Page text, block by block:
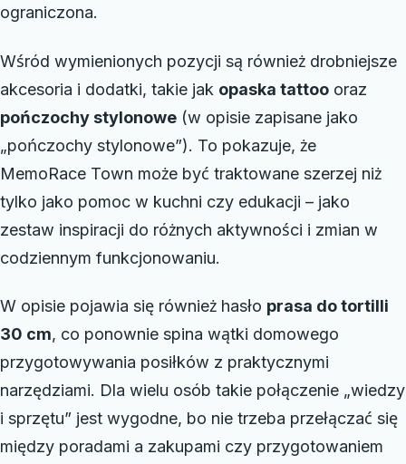
ograniczona.
Wśród wymienionych pozycji są również drobniejsze
akcesoria i dodatki, takie jak opaska tattoo oraz
pończochy stylonowe (w opisie zapisane jako
„pończochy stylonowe”). To pokazuje, że
MemoRace Town może być traktowane szerzej niż
tylko jako pomoc w kuchni czy edukacji – jako
zestaw inspiracji do różnych aktywności i zmian w
codziennym funkcjonowaniu.
W opisie pojawia się również hasło prasa do tortilli
30 cm, co ponownie spina wątki domowego
przygotowywania posiłków z praktycznymi
narzędziami. Dla wielu osób takie połączenie „wiedzy
i sprzętu” jest wygodne, bo nie trzeba przełączać się
między poradami a zakupami czy przygotowaniem